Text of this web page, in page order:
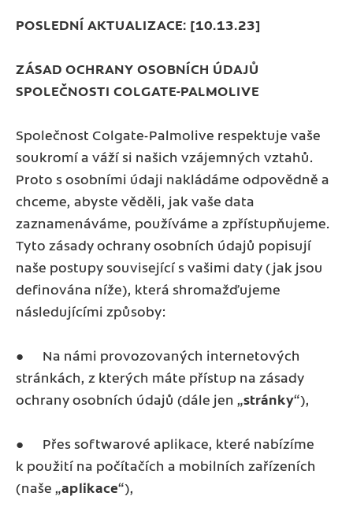
POSLEDNÍ AKTUALIZACE: [10.13.23]
ZÁSAD OCHRANY OSOBNÍCH ÚDAJŮ
SPOLEČNOSTI COLGATE-PALMOLIVE
Společnost Colgate-Palmolive respektuje vaše
soukromí a váží si našich vzájemných vztahů.
Proto s osobními údaji nakládáme odpovědně a
chceme, abyste věděli, jak vaše data
zaznamenáváme, používáme a zpřístupňujeme.
Tyto zásady ochrany osobních údajů popisují
naše postupy související s vašimi daty (jak jsou
definována níže), která shromažďujeme
následujícími způsoby:
● Na námi provozovaných internetových
stránkách, z kterých máte přístup na zásady
ochrany osobních údajů (dále jen „stránky“),
● Přes softwarové aplikace, které nabízíme
k použití na počítačích a mobilních zařízeních
(naše „aplikace“),